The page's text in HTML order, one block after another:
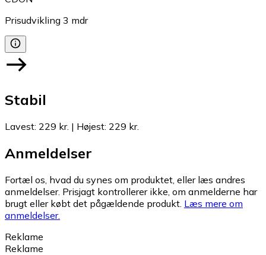
Prisudvikling 3 mdr
Stabil
Lavest: 229 kr. | Højest: 229 kr.
Anmeldelser
Fortæl os, hvad du synes om produktet, eller læs andres
anmeldelser. Prisjagt kontrollerer ikke, om anmelderne har
brugt eller købt det pågældende produkt. Læs mere om
anmeldelser.
Reklame
Reklame